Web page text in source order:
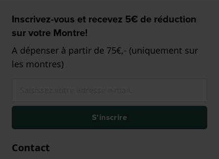
Inscrivez-vous et recevez 5€ de réduction
sur votre Montre!
A dépenser à partir de 75€,- (uniquement sur
les montres)
S'inscrire
Contact